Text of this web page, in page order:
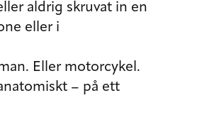
aldrig skruvat in en
eller i
Eller motorcykel.
– på ett